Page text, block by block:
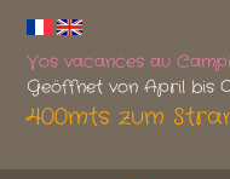
Vos vacances au
Geöffnet von April bis
400mts zum